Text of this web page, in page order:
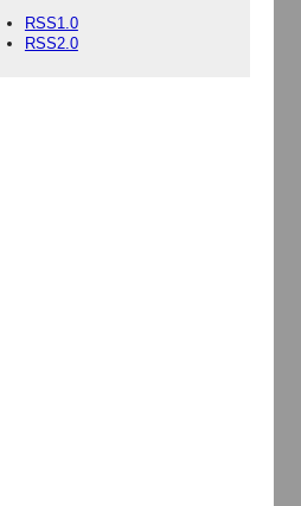
RSS1.0
RSS2.0